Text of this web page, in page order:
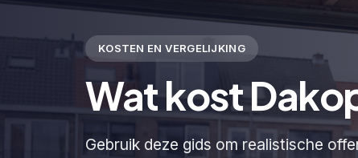
KOSTEN EN VERGELIJKING
Wat kost
Gebruik deze gids om realistische